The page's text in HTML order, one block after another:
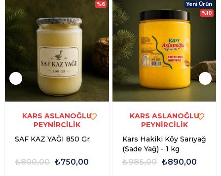
KARS ASLANOĞLU
PEYNİRCİLİK
SAF KAZ YAĞI 850 Gr
₺750,00
₺800,00
%6
KARS ASLANOĞLU
PEYNİRCİLİK
Kars Hakiki Köy Sarıyağ
(Sade Yağ) - 1 kg
₺890,00
₺985,00
Yeni Ürün
%10